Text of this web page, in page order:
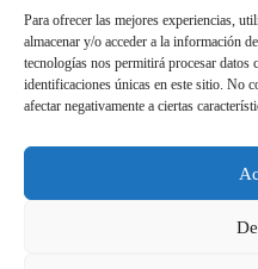
Para ofrecer las mejores experiencias,
almacenar y/o acceder a la información
tecnologías nos permitirá procesar datos
identificaciones únicas en este sitio. No
afectar negativamente a ciertas